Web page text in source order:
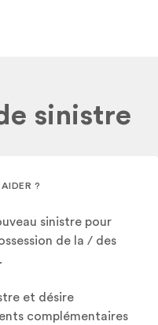
sinistre
?
sinistre pour
de la / des
et désire
complémentaires